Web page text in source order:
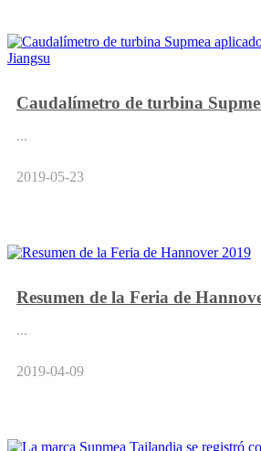
...
2019-05-23
Resumen de la Feria de
...
2019-04-09